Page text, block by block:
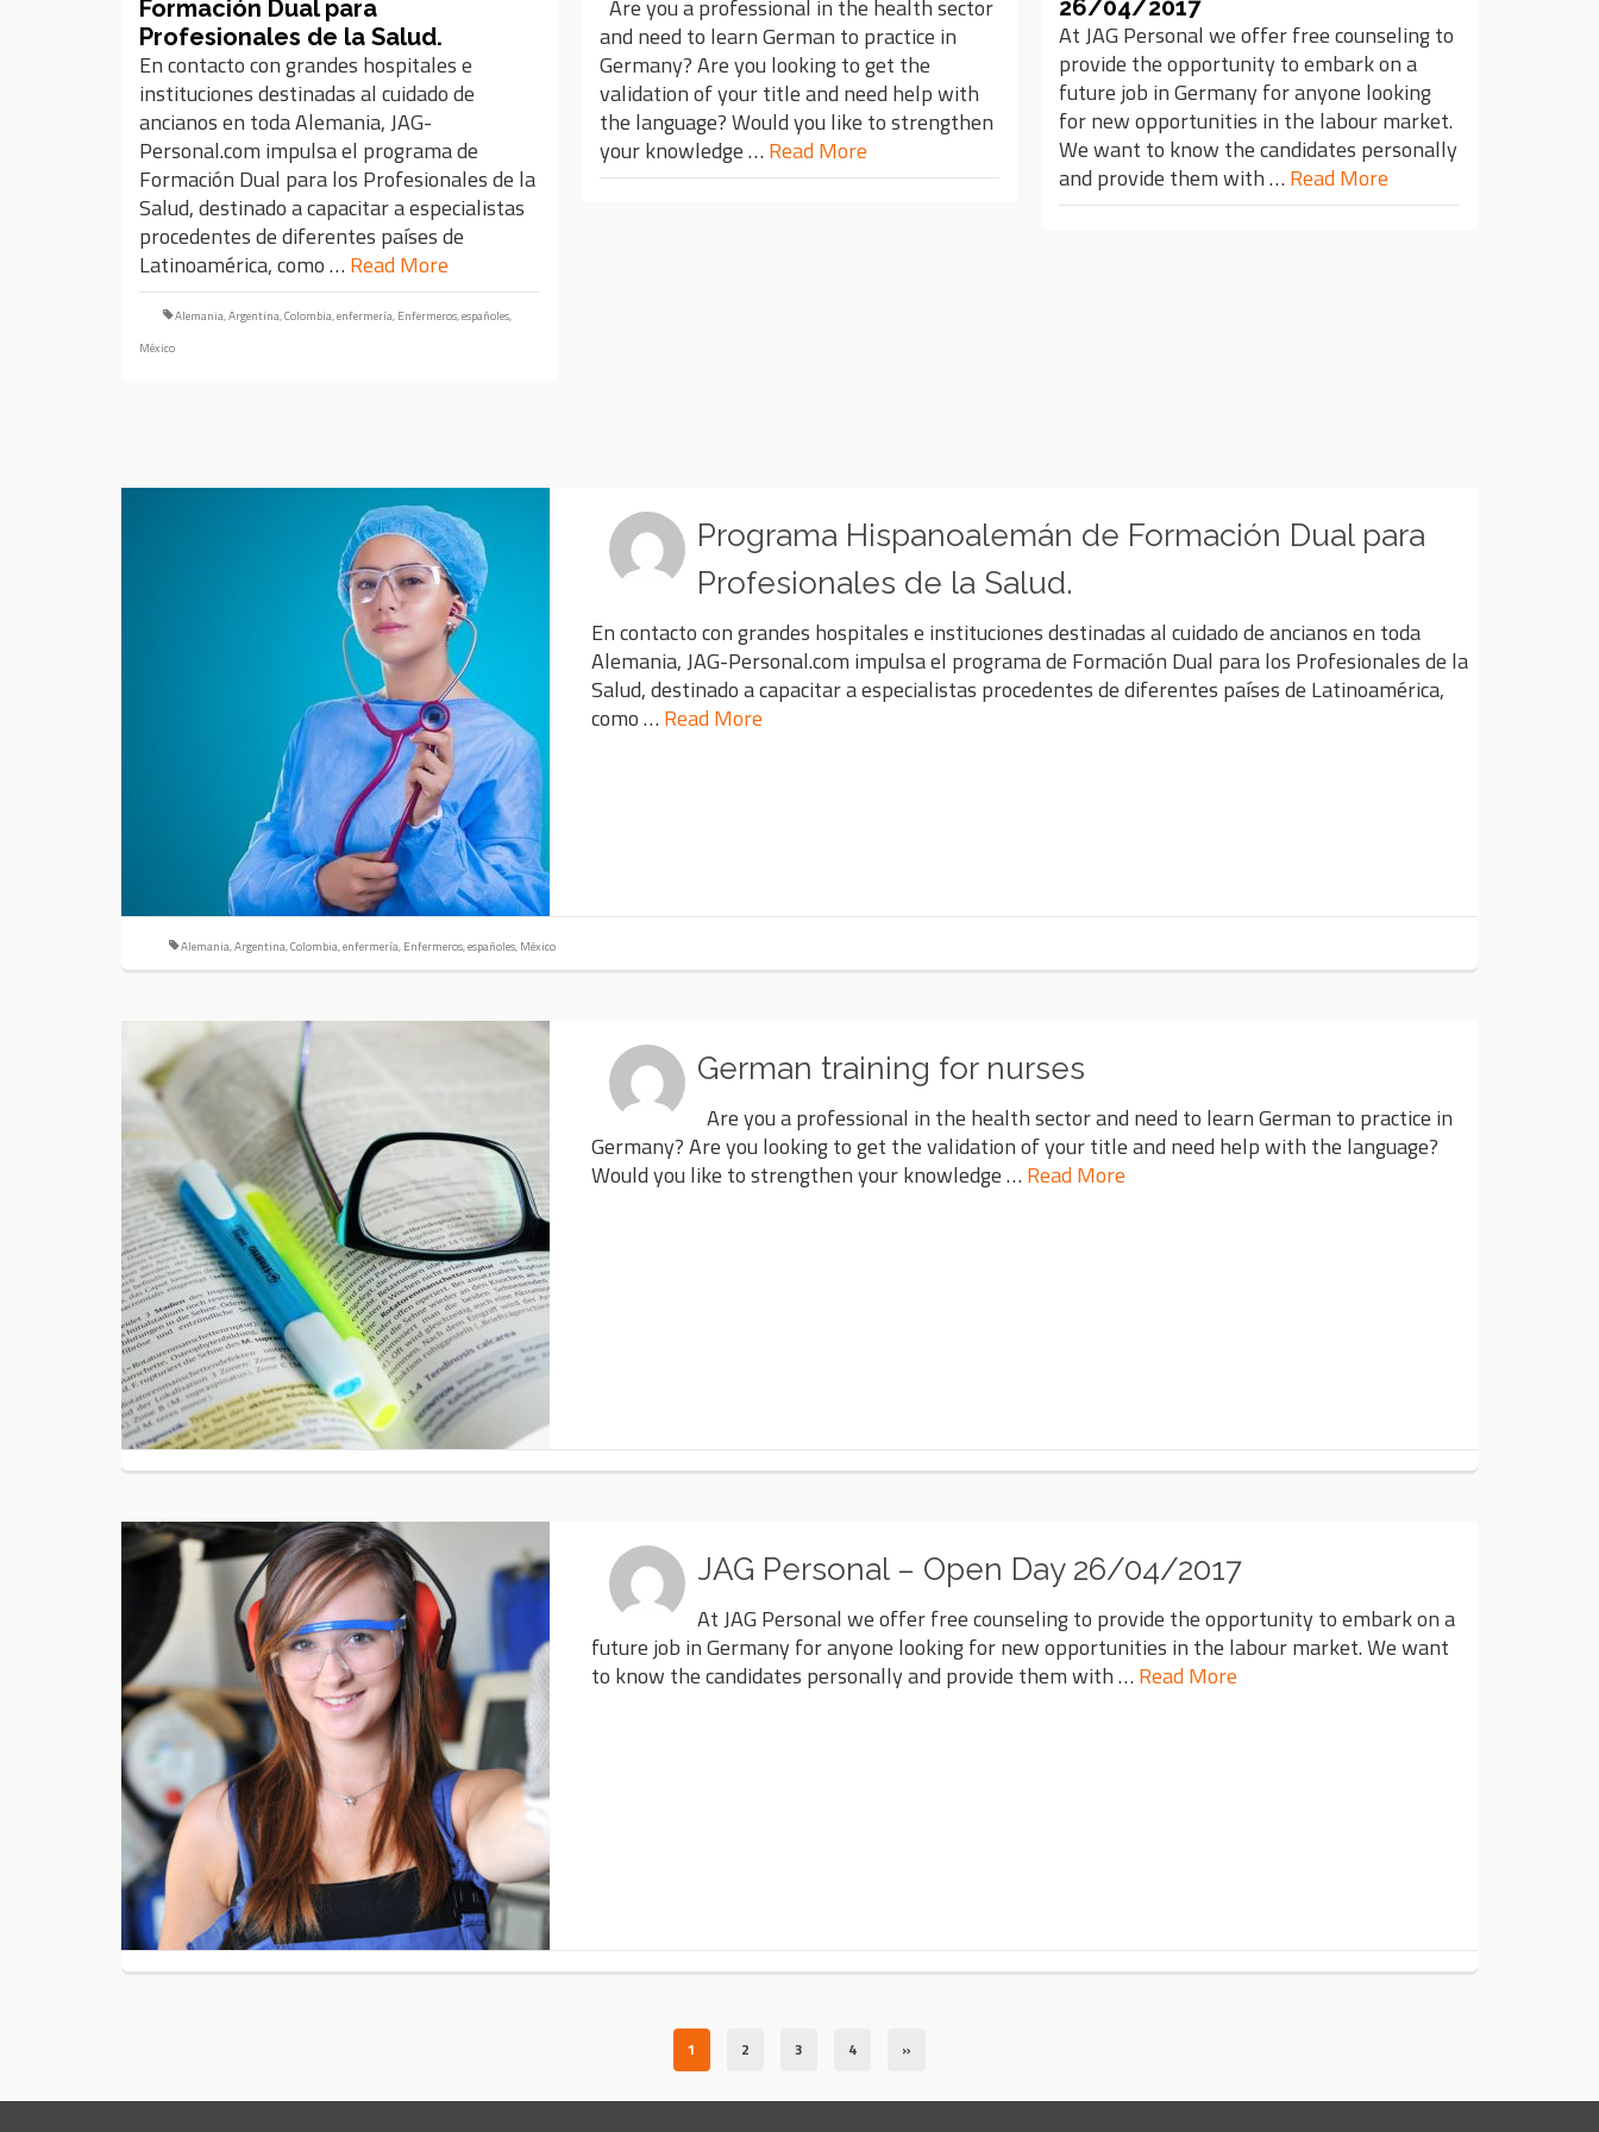
Formación Dual para
Profesionales de la Salud.
En contacto con grandes hospitales e
instituciones destinadas al cuidado de
ancianos en toda Alemania, JAG-
Personal.com impulsa el programa de
Formación Dual para los Profesionales de la
Salud, destinado a capacitar a especialistas
procedentes de diferentes países de
Latinoamérica, como … Read More
Alemania,Argentina,Colombia,enfermería, Enfermeros,españoles,
México
Are you a professional in the health sector
and need to learn German to practice in
Germany? Are you looking to get the
validation of your title and need help with
the language? Would you like to strengthen
your knowledge … Read More
26/04/2017
At JAG Personal we offer free counseling to
provide the opportunity to embark on a
future job in Germany for anyone looking
for new opportunities in the labour market.
We want to know the candidates personally
and provide them with … Read More
Programa Hispanoalemán de Formación Dual para
Profesionales de la Salud.
En contacto con grandes hospitales e instituciones destinadas al cuidado de ancianos en toda
Alemania, JAG-Personal.com impulsa el programa de Formación Dual para los Profesionales de la
Salud, destinado a capacitar a especialistas procedentes de diferentes países de Latinoamérica,
como … Read More
Alemania,Argentina,Colombia,enfermería, Enfermeros,españoles, México
German training for nurses
Are you a professional in the health sector and need to learn German to practice in
Germany? Are you looking to get the validation of your title and need help with the language?
Would you like to strengthen your knowledge … Read More
JAG Personal – Open Day 26/04/2017
At JAG Personal we offer free counseling to provide the opportunity to embark on a
future job in Germany for anyone looking for new opportunities in the labour market. We want
to know the candidates personally and provide them with … Read More
1 2 3 4 »